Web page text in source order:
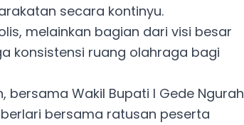
secara kontinyu.
melainkan bagian dari visi besar
konsistensi ruang olahraga bagi
bersama Wakil Bupati I Gede Ngurah
bersama ratusan peserta